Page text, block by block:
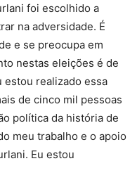
foi escolhido a
na adversidade. É
e se preocupa em
nestas eleições é de
estou realizado essa
de cinco mil pessoas
política da história de
meu trabalho e o apoio
Eu estou